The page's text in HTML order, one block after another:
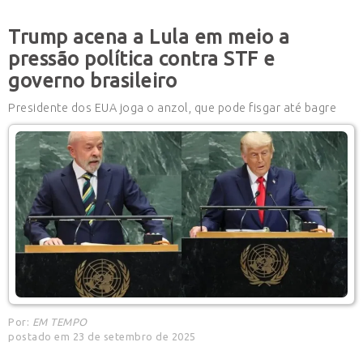
Trump acena a Lula em meio a
pressão política contra STF e
governo brasileiro
Presidente dos EUA joga o anzol, que pode fisgar até bagre
Por: EM TEMPO
postado em 23 de setembro de 2025